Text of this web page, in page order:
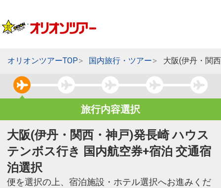
オリオンツアーTOP 国内旅行・ツアー 大阪(伊丹・関
旅行内容選択
大阪(伊丹・関西・神戸)発長崎 ハウス
テンボス行き 国内航空券+宿泊 交通宿
泊選択
便を選択の上、宿泊施設・ホテル選択へお進みくだ